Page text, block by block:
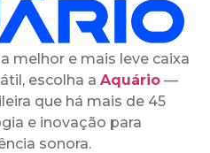
melhor e mais leve caixa
escolha a Aquário —
que há mais de 45
e inovação para
sonora.